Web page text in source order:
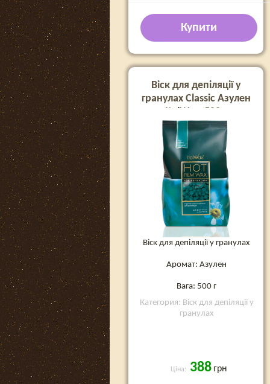
Купити
Віск для депіляції у
гранулах Classic Азулен
ItalWax, 500 г
Віск для депіляції у гранулах
Аромат: Азулен
Вага: 500 г
Категория: Віск для депіляції у
гранулах
Ціна: 388 грн